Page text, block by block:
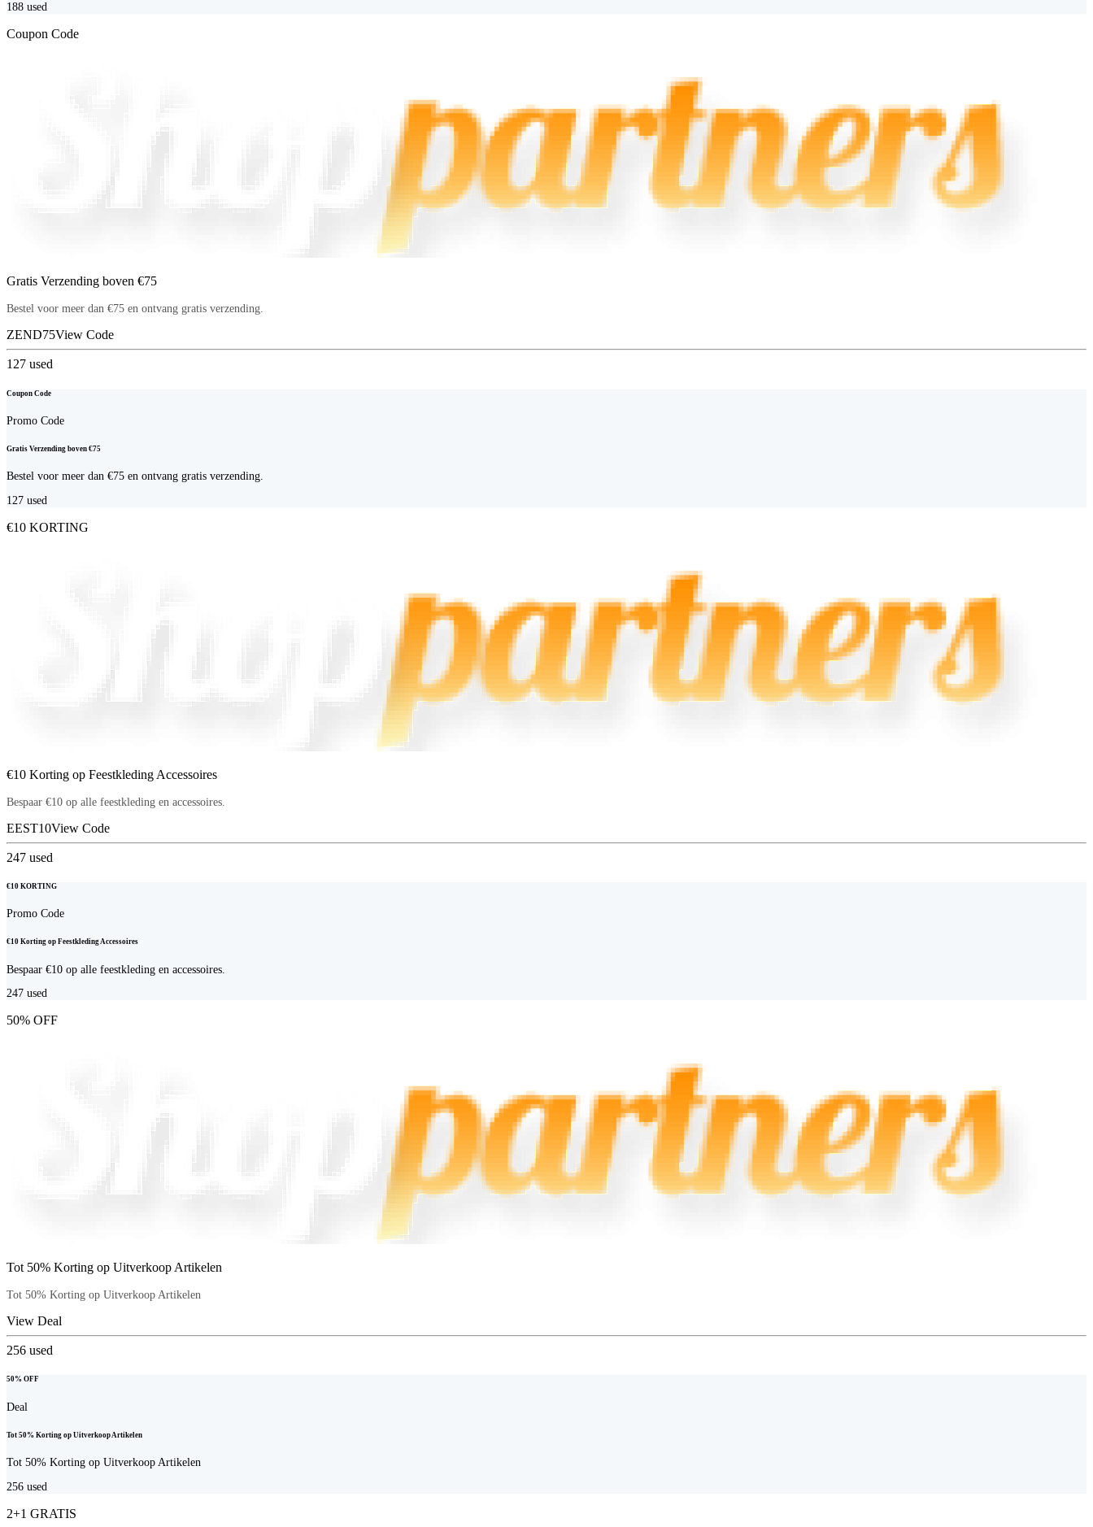
188 used
Coupon Code
Gratis Verzending boven €75
Bestel voor meer dan €75 en ontvang gratis verzending.
ZEND75View Code
127 used
Coupon Code
Promo Code
Gratis Verzending boven €75
Bestel voor meer dan €75 en ontvang gratis verzending.
127 used
€10 KORTING
€10 Korting op Feestkleding Accessoires
Bespaar €10 op alle feestkleding en accessoires.
EEST10View Code
247 used
€10 KORTING
Promo Code
€10 Korting op Feestkleding Accessoires
Bespaar €10 op alle feestkleding en accessoires.
247 used
50% OFF
Tot 50% Korting op Uitverkoop Artikelen
Tot 50% Korting op Uitverkoop Artikelen
View Deal
256 used
50% OFF
Deal
Tot 50% Korting op Uitverkoop Artikelen
Tot 50% Korting op Uitverkoop Artikelen
256 used
2+1 GRATIS